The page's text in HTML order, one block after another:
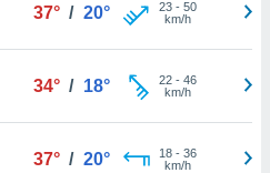
37° / 20° 23- 50
km/h
34° / 18° 22- 46
km/h
37° / 20° 18- 36
km/h